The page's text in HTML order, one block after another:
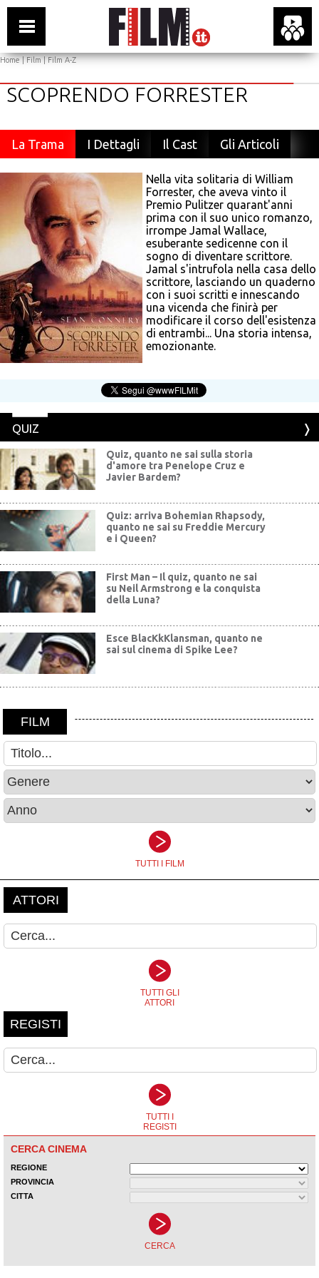
Home|Film|Film A-Z
SCOPRENDO FORRESTER
La Trama I Dettagli Il Cast Gli Articoli
Nella vita solitaria di William
Forrester, che aveva vinto il
Premio Pulitzer quarant'anni
prima con il suo unico romanzo,
irrompe Jamal Wallace,
esuberante sedicenne con il
sogno di diventare scrittore.
Jamal s'intrufola nella casa dello
scrittore, lasciando un quaderno
con i suoi scritti e innescando
una vicenda che finirà per
modificare il corso dell'esistenza
di entrambi... Una storia intensa,
emozionante.
QUIZ
Quiz, quanto ne sai sulla storia
d'amore tra Penelope Cruz e
Javier Bardem?
Quiz: arriva Bohemian Rhapsody,
quanto ne sai su Freddie Mercury
e i Queen?
First Man – Il quiz, quanto ne sai
su Neil Armstrong e la conquista
della Luna?
Esce BlacKkKlansman, quanto ne
sai sul cinema di Spike Lee?